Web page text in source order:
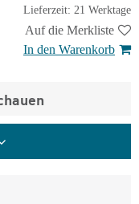
Lieferzeit: 21 Werktage
Auf die Merkliste
In den Warenkorb